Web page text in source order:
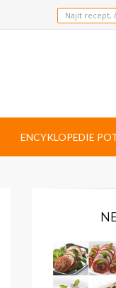
ENCYKLOPEDIE